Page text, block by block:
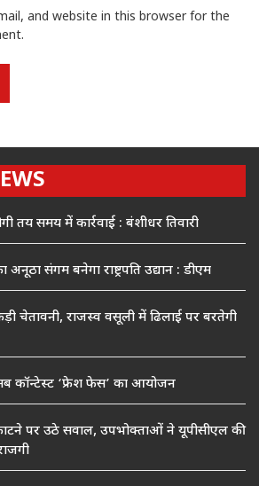
and website in this browser for the
तय समय में कार्रवाई : बंशीधर तिवारी
संगम बनेगा राष्ट्रपति उद्यान : डीएम
चेतावनी, राजस्व वसूली में ढिलाई पर बरतेगी
कॉन्टेस्ट ‘फ्रेश फेस’ का आयोजन
पर उठे सवाल, उपभोक्ताओं ने यूपीसीएल की